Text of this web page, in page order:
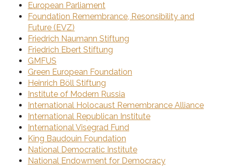
European Parliament
Foundation Remembrance, Resonsibility and
Future (EVZ)
Friedrich Naumann Stiftung
Friedrich Ebert Stiftung
GMFUS
Green European Foundation
Heinrich Böll Stiftung
Institute of Modern Russia
International Holocaust Remembrance Alliance
International Republican Institute
International Visegrad Fund
King Baudouin Foundation
National Democratic Institute
National Endowment for Democracy